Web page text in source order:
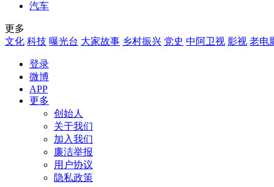
汽车
更多
文化 科技 曝光台 大家故事 乡村振兴 党史 中阿卫视 影视 老电
登录
微博
APP
更多
创始人
关于我们
加入我们
廉洁举报
用户协议
隐私政策